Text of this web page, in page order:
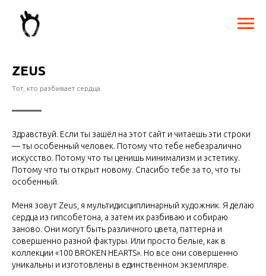
ZEUS
Тот, кто разбивает сердца
Здравствуй. Если ты зашёл на этот сайт и читаешь эти строки
— ты особенный человек. Потому что тебе небезралично
искусство. Потому что ты ценишь минимализм и эстетику.
Потому что ты открыт новому. Спасибо тебе за то, что ты
особенный.
Меня зовут Zeus, я мультидисциплинарный художник. Я делаю
сердца из гипсобетона, а затем их разбиваю и собираю
заново. Они могут быть различного цвета, паттерна и
совершенно разной фактуры. Или просто белые, как в
коллекции «100 BROKEN HEARTS». Но все они совершенно
уникальны и изготовлены в единственном экземпляре.